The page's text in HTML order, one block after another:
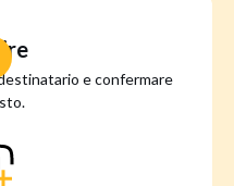
e confermare